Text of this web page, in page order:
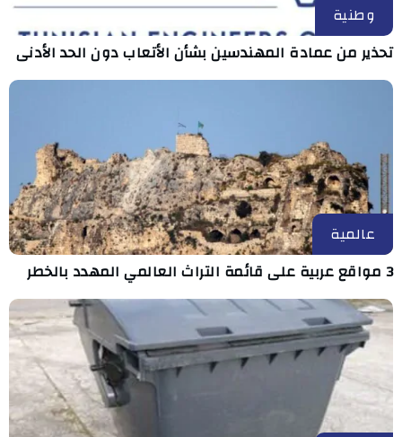
وطنية
تحذير من عمادة المهندسين بشأن الأتعاب دون الحد الأدنى
عالمية
3 مواقع عربية على قائمة التراث العالمي المهدد بالخطر